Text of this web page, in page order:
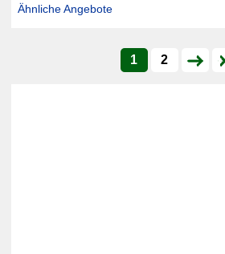
Ähnliche Angebote
1 2